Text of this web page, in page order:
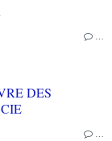
…
…